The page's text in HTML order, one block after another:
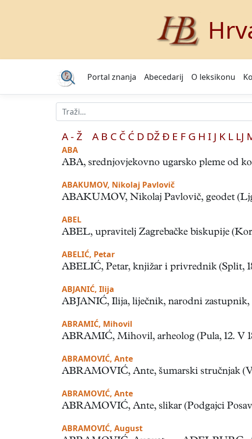
Portal znanja Abecedarij O leksikonu
A - Ž A B C Č Ć D DŽ Đ E F G H I J K L LJ
ABA
ABA, srednjovjekovno ugarsko pleme od
ABAKUMOV, Nikolaj Pavlovič
ABAKUMOV, Nikolaj Pavlovič, geodet
ABEL
ABEL, upravitelj Zagrebačke biskupije
ABELIĆ, Petar
ABELIĆ, Petar, knjižar i privrednik (Split,
ABJANIĆ, Ilija
ABJANIĆ, Ilija, liječnik, narodni
ABRAMIĆ, Mihovil
ABRAMIĆ, Mihovil, arheolog (Pula, 12. V
ABRAMOVIĆ, Ante
ABRAMOVIĆ, Ante, šumarski stručnjak
ABRAMOVIĆ, Ante
ABRAMOVIĆ, Ante, slikar (Podgajci
ABRAMOVIĆ, August